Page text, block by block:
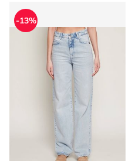
Jeansy damskie na wiosnę
-13%